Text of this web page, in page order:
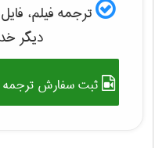
ترجمه فیلم،
دیگر
ثبت سفارش ترجمه